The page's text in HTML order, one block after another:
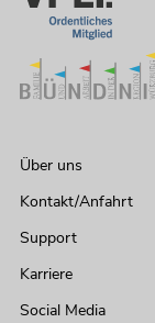
Über uns
Kontakt/Anfahrt
Support
Karriere
Social Media